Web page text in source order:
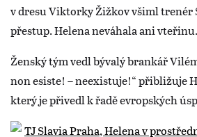
v dresu Viktorky Žižkov všiml trenér
přestup. Helena neváhala ani vteřinu.
Ženský tým vedl bývalý brankář
non esiste! – neexistuje!“ přibližuje
který je přivedl k řadě evropských